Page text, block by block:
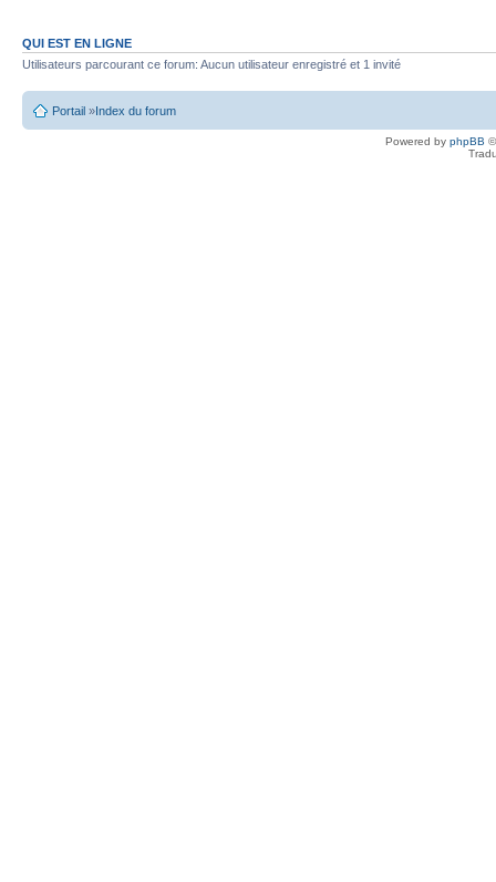
QUI EST EN LIGNE
Utilisateurs parcourant ce forum: Aucun utilisateur enregistré et 1 invité
Portail »Index du forum
Powered by phpBB